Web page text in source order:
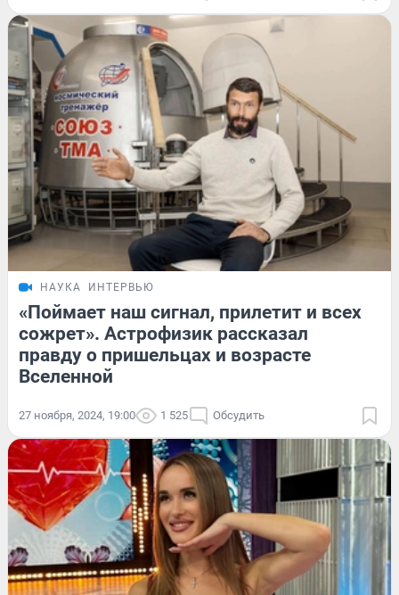
НАУКА ИНТЕРВЬЮ
«Поймает наш сигнал, прилетит и всех
сожрет». Астрофизик рассказал
правду о пришельцах и возрасте
Вселенной
27 ноября, 2024, 19:00 1 525 Обсудить